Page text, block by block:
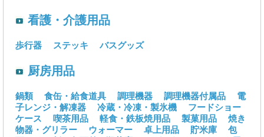
看護・介護用品
歩行器 ステッキ バスグッズ
厨房用品
鍋類 食缶・給食道具 調理機器 調理機器付属品
電
子レンジ・解凍器
冷蔵・冷凍・製氷機
フードショー
ケース
喫茶用品 軽食・鉄板焼用品 製菓用品
焼き
物器・グリラー
ウォーマー 卓上用品 貯米庫
包